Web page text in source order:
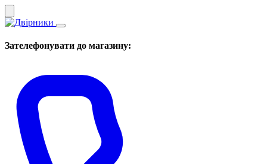
Зателефонувати до магазину: